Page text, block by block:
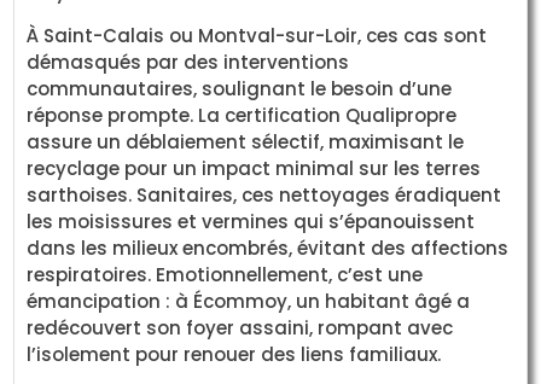
À Saint-Calais ou Montval-sur-Loir, ces cas sont
démasqués par des interventions
communautaires, soulignant le besoin d’une
réponse prompte. La certification Qualipropre
assure un déblaiement sélectif, maximisant le
recyclage pour un impact minimal sur les terres
sarthoises. Sanitaires, ces nettoyages éradiquent
les moisissures et vermines qui s’épanouissent
dans les milieux encombrés, évitant des affections
respiratoires. Emotionnellement, c’est une
émancipation : à Écommoy, un habitant âgé a
redécouvert son foyer assaini, rompant avec
l’isolement pour renouer des liens familiaux.